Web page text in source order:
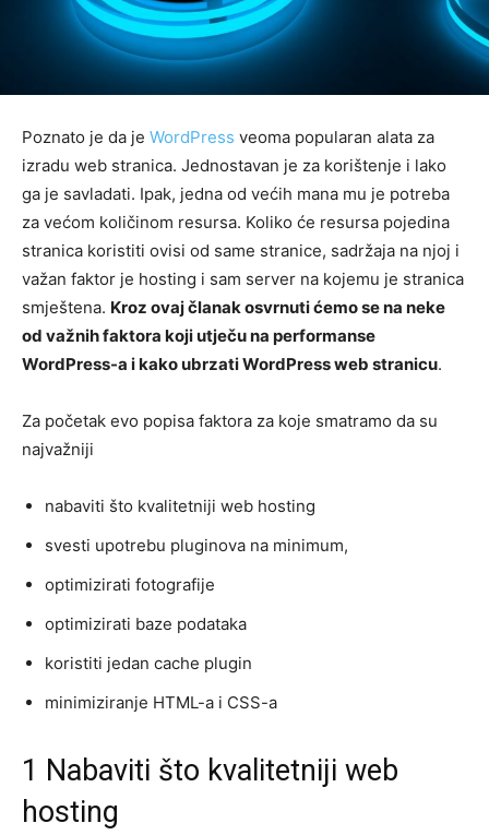
Poznato je da je WordPress veoma popularan alata za
izradu web stranica. Jednostavan je za korištenje i lako
ga je savladati. Ipak, jedna od većih mana mu je potreba
za većom količinom resursa. Koliko će resursa pojedina
stranica koristiti ovisi od same stranice, sadržaja na njoj i
važan faktor je hosting i sam server na kojemu je stranica
smještena. Kroz ovaj članak osvrnuti ćemo se na neke
od važnih faktora koji utječu na performanse
WordPress-a i kako ubrzati WordPress web stranicu.
Za početak evo popisa faktora za koje smatramo da su
najvažniji
nabaviti što kvalitetniji web hosting
svesti upotrebu pluginova na minimum,
optimizirati fotografije
optimizirati baze podataka
koristiti jedan cache plugin
minimiziranje HTML-a i CSS-a
1 Nabaviti što kvalitetniji web
hosting